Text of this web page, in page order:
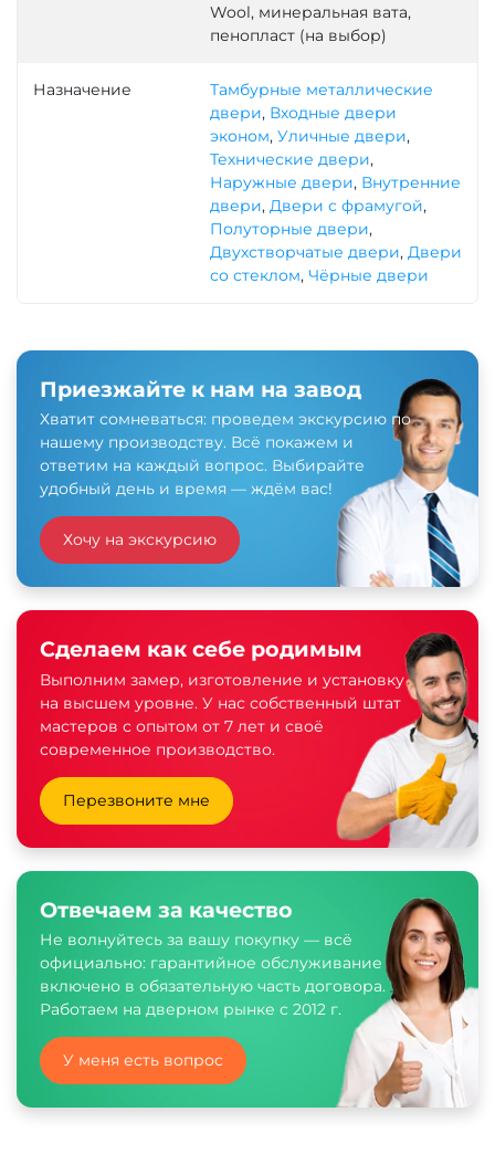
Wool, минеральная вата,
пенопласт (на выбор)
Назначение
Тамбурные металлические
двери, Входные двери
эконом, Уличные двери,
Технические двери,
Наружные двери, Внутренние
двери, Двери с фрамугой,
Полуторные двери,
Двухстворчатые двери, Двери
со стеклом, Чёрные двери
Приезжайте к нам на завод
Хватит сомневаться: проведем экскурсию по
нашему производству. Всё покажем и
ответим на каждый вопрос. Выбирайте
удобный день и время — ждём вас!
Хочу на экскурсию
Сделаем как себе родимым
Выполним замер, изготовление и установку
на высшем уровне. У нас собственный штат
мастеров с опытом от 7 лет и своё
современное производство.
Перезвоните мне
Отвечаем за качество
Не волнуйтесь за вашу покупку — всё
официально: гарантийное обслуживание
включено в обязательную часть договора.
Работаем на дверном рынке с 2012 г.
У меня есть вопрос